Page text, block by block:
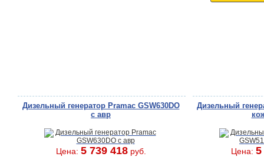
Дизельный генератор Pramac GSW630DO
с авр
Цена: 5 739 418руб.
Дизельный
Цена: 5